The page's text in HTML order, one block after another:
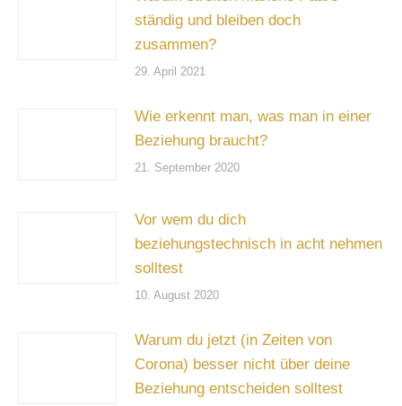
ständig und bleiben doch
zusammen?
29. April 2021
Wie erkennt man, was man in einer
Beziehung braucht?
21. September 2020
Vor wem du dich
beziehungstechnisch in acht nehmen
solltest
10. August 2020
Warum du jetzt (in Zeiten von
Corona) besser nicht über deine
Beziehung entscheiden solltest